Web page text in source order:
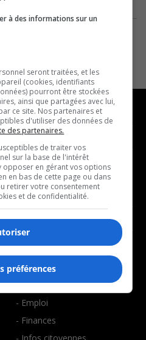
MUSIQUE
- Décompte franco
- Joué récemment
BALADOS
- Art de vivre
- Bien-être
- Emploi
- Finances
à des informations sur un
seront traitées, et les
(cookies, identifiants
pourront être stockées
ainsi que partagées avec lui,
ce site. Nos partenaires et
d'utiliser des données de
des partenaires.
de traiter vos
sur la base de l'intérêt
opposer en gérant vos options
en bas de cette page ou dans
retirer votre consentement
et de confidentialité.
préférences